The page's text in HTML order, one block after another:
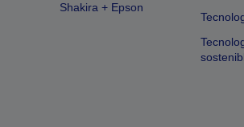
Shakira + Epson